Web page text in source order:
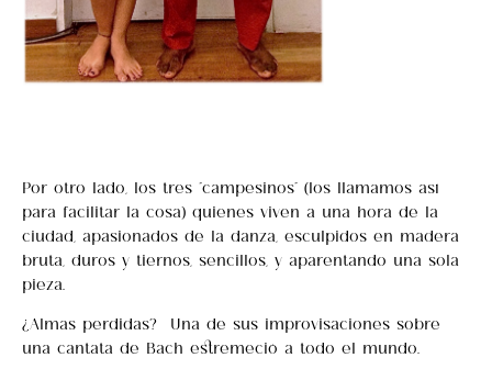
Por otro lado, los tres “campesinos” (los llamamos así
para facilitar la cosa) quienes viven a una hora de la
ciudad, apasionados de la danza, esculpidos en madera
bruta, duros y tiernos, sencillos, y aparentando una sola
pieza.
¿Almas perdidas? Una de sus improvisaciones sobre
una cantata de Bach estremeció a todo el mundo.